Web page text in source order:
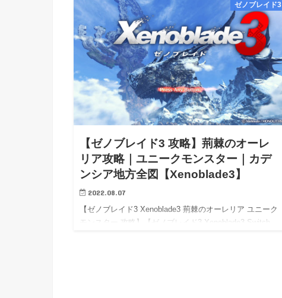
ゼノブレイド3
【ゼノブレイド3 攻略】荊棘のオーレ
リア攻略｜ユニークモンスター｜カデ
ンシア地方全図【Xenoblade3】
2022.08.07
【ゼノブレイド3 Xenoblade3 荊棘のオーレリア ユニーク
モンスター 攻略】【ゼノブレイド3 Xenoblade3 Switch